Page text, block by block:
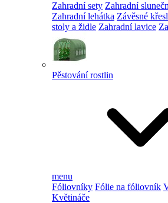
Zahradní sety Zahradní
Zahradní lehátka Závěsné
stoly a židle Zahradní lavice
Pěstování rostlin
menu
Fóliovníky Fólie na fóliovník
Květináče